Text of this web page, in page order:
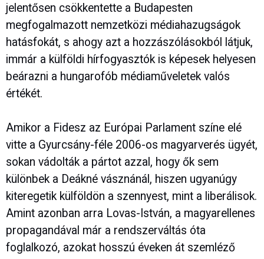
jelentősen csökkentette a Budapesten
megfogalmazott nemzetközi médiahazugságok
hatásfokát, s ahogy azt a hozzászólásokból látjuk,
immár a külföldi hírfogyasztók is képesek helyesen
beárazni a hungarofób médiaműveletek valós
értékét.
Amikor a Fidesz az Európai Parlament színe elé
vitte a Gyurcsány-féle 2006-os magyarverés ügyét,
sokan vádolták a pártot azzal, hogy ők sem
különbek a Deákné vásznánál, hiszen ugyanúgy
kiteregetik külföldön a szennyest, mint a liberálisok.
Amint azonban arra Lovas-István, a magyarellenes
propagandával már a rendszerváltás óta
foglalkozó, azokat hosszú éveken át szemléző